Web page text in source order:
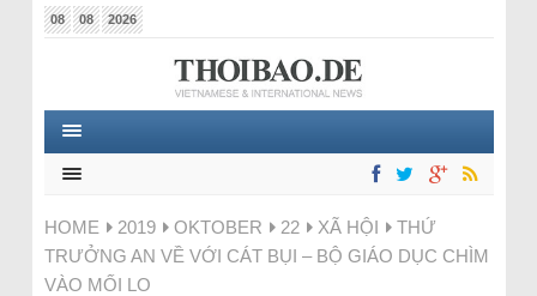
08 08 2026
HOME 2019 OKTOBER 22 XÃ HỘI
THỨ
TRƯỞNG AN VỀ VỚI CÁT BỤI – BỘ GIÁO DỤC CHÌM
VÀO MỐI LO